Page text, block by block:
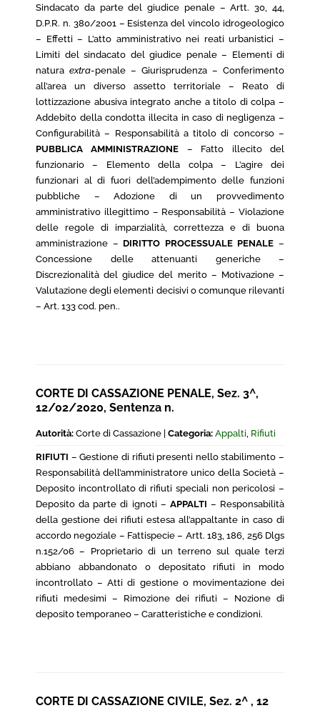
Sindacato da parte del giudice penale – Artt. 30, 44,
D.P.R. n. 380/2001 – Esistenza del vincolo idrogeologico
– Effetti – L’atto amministrativo nei reati urbanistici –
Limiti del sindacato del giudice penale – Elementi di
natura extra-penale – Giurisprudenza – Conferimento
all’area un diverso assetto territoriale – Reato di
lottizzazione abusiva integrato anche a titolo di colpa –
Addebito della condotta illecita in caso di negligenza –
Configurabilità – Responsabilità a titolo di concorso –
PUBBLICA AMMINISTRAZIONE – Fatto illecito del
funzionario – Elemento della colpa – L’agire dei
funzionari al di fuori dell’adempimento delle funzioni
pubbliche – Adozione di un provvedimento
amministrativo illegittimo – Responsabilità – Violazione
delle regole di imparzialità, correttezza e di buona
amministrazione – DIRITTO PROCESSUALE PENALE –
Concessione delle attenuanti generiche –
Discrezionalità del giudice del merito – Motivazione –
Valutazione degli elementi decisivi o comunque rilevanti
– Art. 133 cod. pen..
CORTE DI CASSAZIONE PENALE, Sez. 3^,
12/02/2020, Sentenza n.
Autorità: Corte di Cassazione | Categoria: Appalti, Rifiuti
RIFIUTI – Gestione di rifiuti presenti nello stabilimento –
Responsabilità dell’amministratore unico della Società –
Deposito incontrollato di rifiuti speciali non pericolosi –
Deposito da parte di ignoti – APPALTI – Responsabilità
della gestione dei rifiuti estesa all’appaltante in caso di
accordo negoziale – Fattispecie – Artt. 183, 186, 256 Dlgs
n.152/06 – Proprietario di un terreno sul quale terzi
abbiano abbandonato o depositato rifiuti in modo
incontrollato – Atti di gestione o movimentazione dei
rifiuti medesimi – Rimozione dei rifiuti – Nozione di
deposito temporaneo – Caratteristiche e condizioni.
CORTE DI CASSAZIONE CIVILE, Sez. 2^ , 12